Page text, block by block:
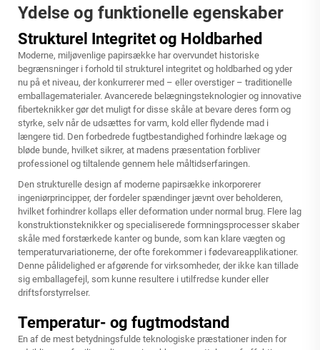
Ydelse og funktionelle egenskaber
Strukturel Integritet og Holdbarhed
Moderne, miljøvenlige papirsække har overvundet historiske
begrænsninger i forhold til strukturel integritet og holdbarhed og yder
nu på et niveau, der konkurrerer med – eller overstiger – traditionelle
emballagematerialer. Avancerede belægningsteknologier og innovative
fiberteknikker gør det muligt for disse skåle at bevare deres form og
styrke, selv når de udsættes for varm, kold eller flydende mad i
længere tid. Den forbedrede fugtbestandighed forhindre lækage og
bløde bunde, hvilket sikrer, at madens præsentation forbliver
professionel og tiltalende gennem hele måltidserfaringen.
Den strukturelle design af moderne papirsække inkorporerer
ingeniørprincipper, der fordeler spændinger jævnt over beholderen,
hvilket forhindrer kollaps eller deformation under normal brug. Flere lag
konstruktionsteknikker og specialiserede formningsprocesser skaber
skåle med forstærkede kanter og bunde, som kan klare vægten og
temperaturvariationerne, der ofte forekommer i fødevareapplikationer.
Denne pålidelighed er afgørende for virksomheder, der ikke kan tillade
sig emballagefejl, som kunne resultere i utilfredse kunder eller
driftsforstyrrelser.
Temperatur- og fugtmodstand
En af de mest betydningsfulde teknologiske præstationer inden for